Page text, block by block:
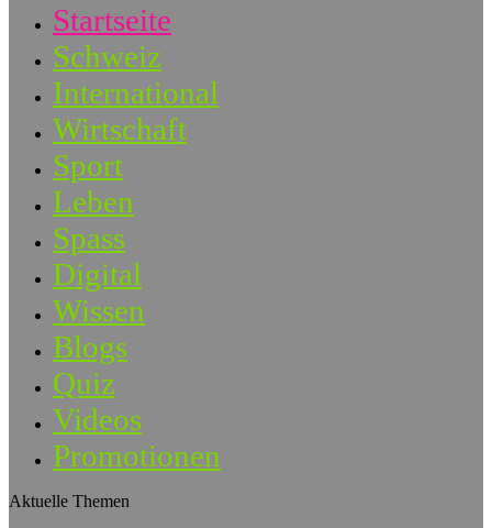
Startseite
Schweiz
International
Wirtschaft
Sport
Leben
Spass
Digital
Wissen
Blogs
Quiz
Videos
Promotionen
Aktuelle Themen